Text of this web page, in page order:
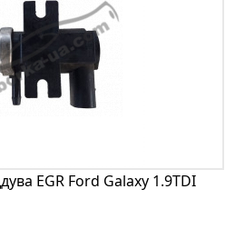
EGR Ford Galaxy 1.9TDI